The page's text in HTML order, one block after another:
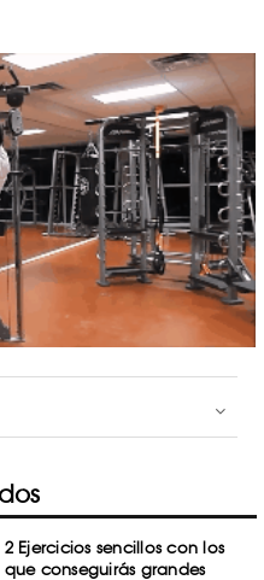
2 Ejercicios sencillos con los
que conseguirás grandes